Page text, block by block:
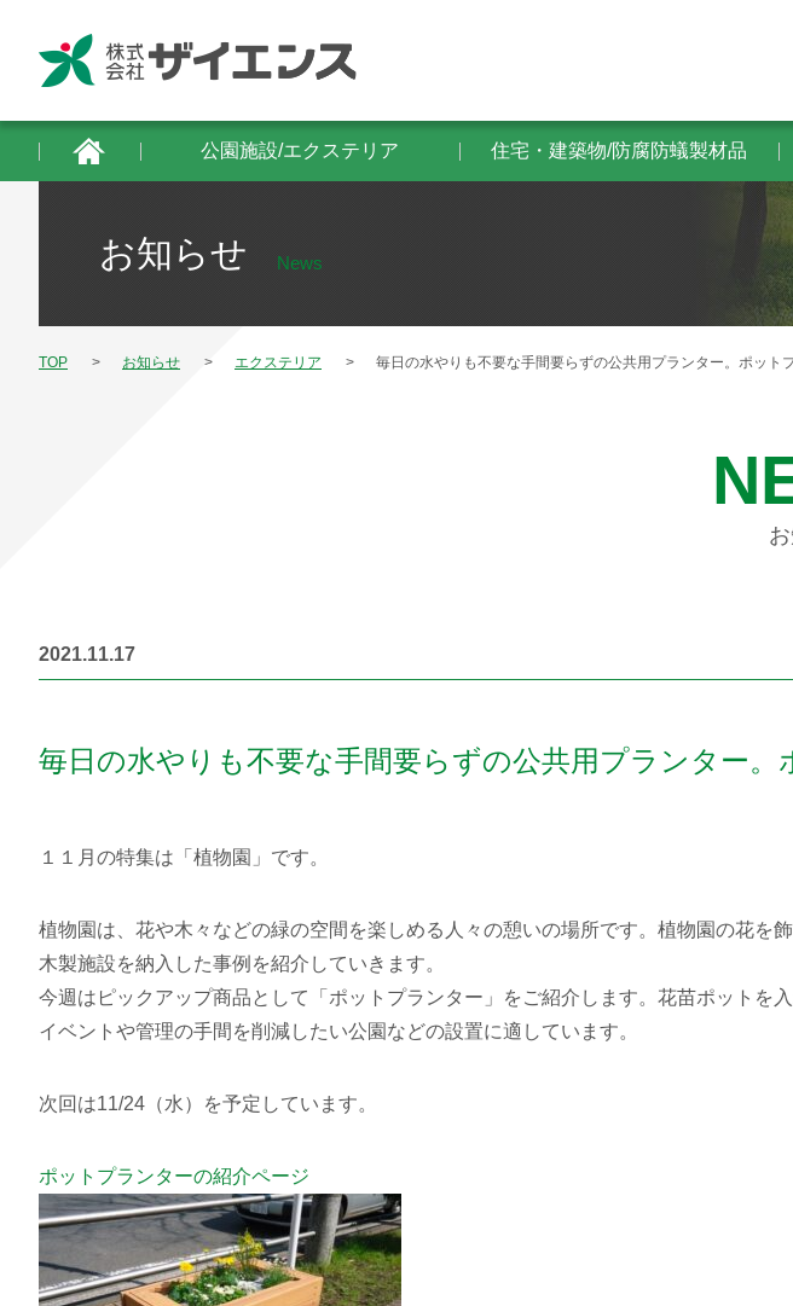
公園施設/エクステリア 住宅・建築物/防腐防蟻製材品
お知らせ News
TOP お知らせ エクステリア 毎日の水やりも不要な手間要らずの公共用プランター。ポット
2021.11.17
毎日の水やりも不要な手間要らずの公共用プランター。
１１月の特集は「植物園」です。
植物園は、花や木々などの緑の空間を楽しめる人々の憩いの場所です。植物園の花
木製施設を納入した事例を紹介していきます。
今週はピックアップ商品として「ポットプランター」をご紹介します。花苗ポット
イベントや管理の手間を削減したい公園などの設置に適しています。
次回は11/24 （水）を予定しています。
ポットプランターの紹介ページ